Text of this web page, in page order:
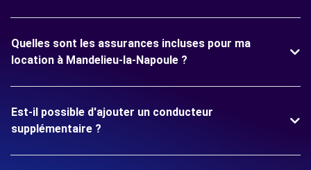
Quelles sont les assurances incluses pour ma
location à Mandelieu-la-Napoule ?
Est-il possible d'ajouter un conducteur
supplémentaire ?